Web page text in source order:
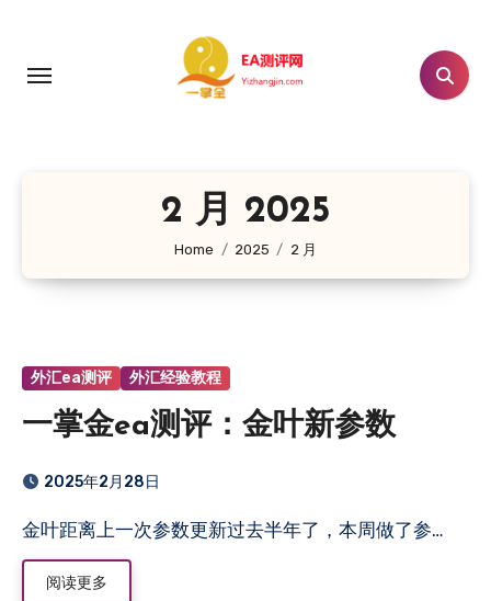
2 月 2025
Home 2025 2 月
外汇ea测评 外汇经验教程
一掌金ea测评：金叶新参数
2025年2月28日
金叶距离上一次参数更新过去半年了，本周做了参…
阅读更多